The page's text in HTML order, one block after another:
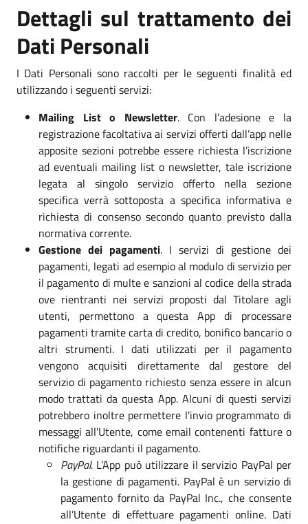
Dettagli sul trattamento dei
Dati Personali
I Dati Personali sono raccolti per le seguenti finalità ed
utilizzando i seguenti servizi:
Mailing List o Newsletter. Con l’adesione e la
registrazione facoltativa ai servizi offerti dall’app nelle
apposite sezioni potrebbe essere richiesta l’iscrizione
ad eventuali mailing list o newsletter, tale iscrizione
legata al singolo servizio offerto nella sezione
specifica verrà sottoposta a specifica informativa e
richiesta di consenso secondo quanto previsto dalla
normativa corrente.
Gestione dei pagamenti. I servizi di gestione dei
pagamenti, legati ad esempio al modulo di servizio per
il pagamento di multe e sanzioni al codice della strada
ove rientranti nei servizi proposti dal Titolare agli
utenti, permettono a questa App di processare
pagamenti tramite carta di credito, bonifico bancario o
altri strumenti. I dati utilizzati per il pagamento
vengono acquisiti direttamente dal gestore del
servizio di pagamento richiesto senza essere in alcun
modo trattati da questa App. Alcuni di questi servizi
potrebbero inoltre permettere l'invio programmato di
messaggi all'Utente, come email contenenti fatture o
notifiche riguardanti il pagamento.
PayPal. L’App può utilizzare il servizio PayPal per
la gestione di pagamenti. PayPal è un servizio di
pagamento fornito da PayPal Inc., che consente
all’Utente di effettuare pagamenti online. Dati